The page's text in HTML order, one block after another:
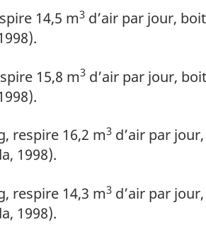
14,5 m3 d’air par jour,
15,8 m3 d’air par jour,
respire 16,2 m3 d’air par
1998).
respire 14,3 m3 d’air par
1998).